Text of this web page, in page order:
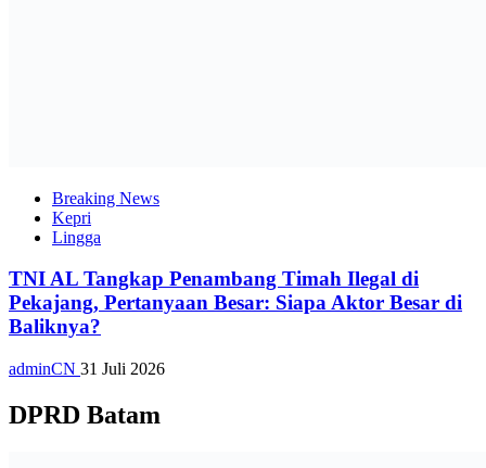
Breaking News
Kepri
Lingga
TNI AL Tangkap Penambang Timah Ilegal di
Pekajang, Pertanyaan Besar: Siapa Aktor Besar di
Baliknya?
adminCN 31 Juli 2026
DPRD Batam